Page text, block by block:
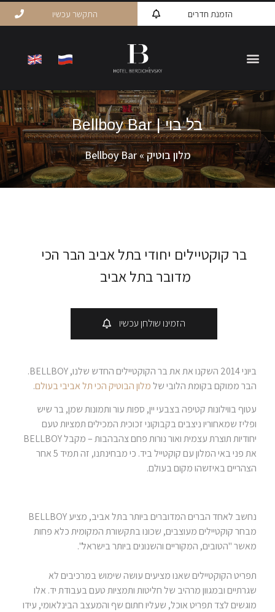
הזמנת חדרים התקשר עכשיו
בל בוי | Bellboy Bar
מלון בוטיק»
Bellboy Bar
בר קוקטיילים יחודי בתל אביב הבר הכי
מדובר בתל אביב
הזמינו שולחן עכשיו
ביוני 2014 השקנו את את בר הקוקטיילים החדש שלנו, BELLBOY.
הבר ממוקם בקומת הלובי שלמלון הבוטיק הכי תל אביבי בעולם.
עטוף בווילונות קטיפה בצבעי יין, ספות עור ותמונות שמן, בר שיש
ופליז שמאחוריו ניצבים בקבוקוני זכוכית המכילים תמציות טעם
יחודיות תוצרת עצמית ואור נורות פחם צהבהבות – מקבל BELLBOY
את פני באי המלון עם קוקטייל ביד. כי מבחינתנו, זה תמיד 5 אחר
הצהריים באיזשהו מקום בעולם.
נחשב לאחד הברים המדוברים ביותר בתל אביב, מציע BELLBOY
מבחר קוקטיילים מעוצבים, שכונו בתקשורת המקומית כלא פחות
מאשר "הטובים, המקוריים והשנונים ביותר בישראל".
תפריט הקוקטיילים שאנו מציעים עושה שימוש במרכיבים לא
שגרתיים ובמגוון מרהיב של חליטות ותמציות טעם בעבודת יד. אלו
מוגשים לצד תפריט אוכל, שעליו חתום שף והמעצב הבינלאומי, עידו